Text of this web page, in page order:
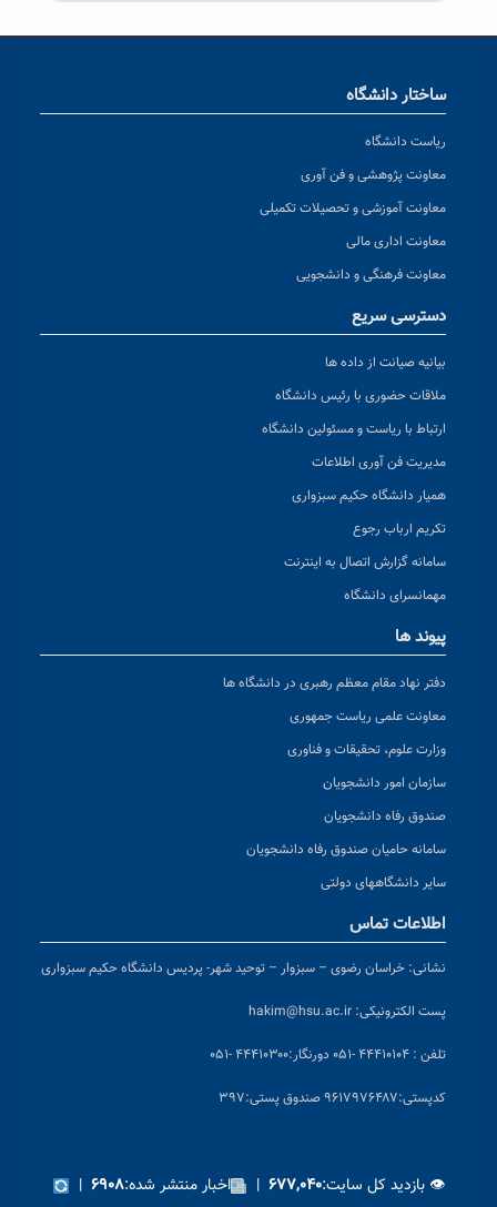
ساختار دانشگاه
ریاست دانشگاه
معاونت پژوهشی و فن آوری
معاونت آموزشی و تحصیلات تکمیلی
معاونت اداری مالی
معاونت فرهنگی و دانشجویی
دسترسی سریع
بیانیه صیانت از داده ها
ملاقات حضوری با رئیس دانشگاه
ارتباط با ریاست و مسئولین دانشگاه
مدیریت فن آوری اطلاعات
همیار دانشگاه حکیم سبزواری
تکریم ارباب رجوع
سامانه گزارش اتصال به اینترنت
مهمانسرای دانشگاه
پیوند ها
دفتر نهاد مقام معظم رهبری در دانشگاه ها
معاونت علمی ریاست جمهوری
وزارت علوم، تحقیقات و فناوری
سازمان امور دانشجویان
صندوق رفاه دانشجویان
سامانه حامیان صندوق رفاه دانشجویان
سایر دانشگاههای دولتی
اطلاعات تماس
نشانی: خراسان رضوی – سبزوار – توحید شهر- پردیس دانشگاه حکیم سبزواری
پست الکترونیکی: hakim@hsu.ac.ir
تلفن : ۴۴۴۱۰۱۰۴ -۰۵۱ دورنگار:۴۴۴۱۰۳۰۰ -۰۵۱
کدپستی:۹۶۱۷۹۷۶۴۸۷ صندوق پستی:۳۹۷
👁 بازدید کل سایت:۶۷۷,۰۴۰ | اخبار منتشر شده:۶۹۰۸ |